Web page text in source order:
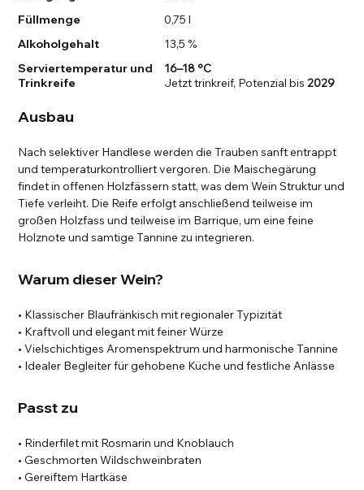
Füllmenge
0,75 l
Alkoholgehalt
13,5 %
Serviertemperatur und
Trinkreife
16–18 °C
Jetzt trinkreif, Potenzial bis 2029
Ausbau
Nach selektiver Handlese werden die Trauben sanft entrappt
und temperaturkontrolliert vergoren. Die Maischegärung
findet in offenen Holzfässern statt, was dem Wein Struktur und
Tiefe verleiht. Die Reife erfolgt anschließend teilweise im
großen Holzfass und teilweise im Barrique, um eine feine
Holznote und samtige Tannine zu integrieren.
Warum dieser Wein?
• Klassischer Blaufränkisch mit regionaler Typizität
• Kraftvoll und elegant mit feiner Würze
• Vielschichtiges Aromenspektrum und harmonische Tannine
• Idealer Begleiter für gehobene Küche und festliche Anlässe
Passt zu
• Rinderfilet mit Rosmarin und Knoblauch
• Geschmorten Wildschweinbraten
• Gereiftem Hartkäse